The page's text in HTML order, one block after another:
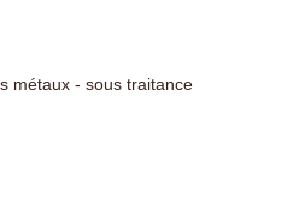
métaux - sous traitance